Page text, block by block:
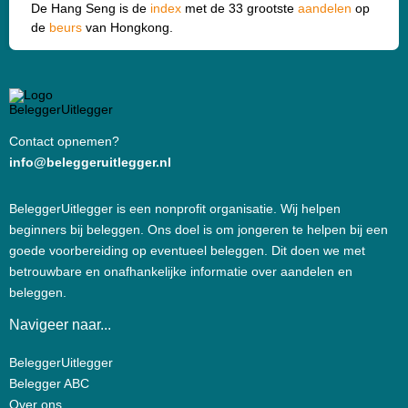
De Hang Seng is de index met de 33 grootste aandelen op
de beurs van Hongkong.
Contact opnemen?
info@beleggeruitlegger.nl
BeleggerUitlegger is een nonprofit organisatie. Wij helpen
beginners bij beleggen. Ons doel is om jongeren te helpen bij een
goede voorbereiding op eventueel beleggen. Dit doen we met
betrouwbare en onafhankelijke informatie over aandelen en
beleggen.
Navigeer naar...
BeleggerUitlegger
Belegger ABC
Over ons